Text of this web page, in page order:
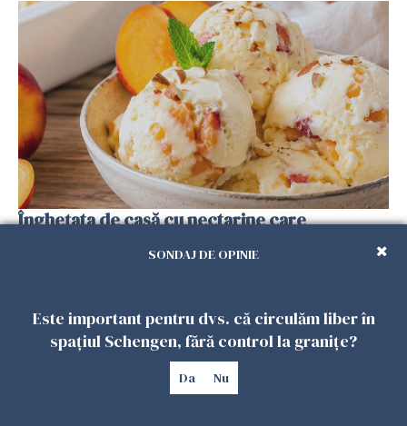
Înghețata de casă cu nectarine care
câteva ingredienteSONDAJ DE OPINIE
Este important pentru dvs. că circulăm liber în
spațiul Schengen, fără control la granițe?
Da Nu